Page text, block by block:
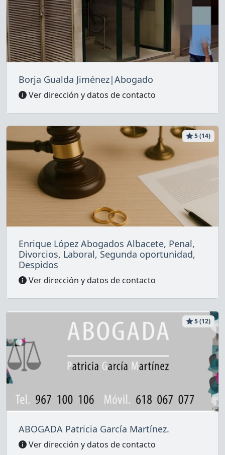
Borja Gualda Jiménez|Abogado
Ver dirección y datos de contacto
5 (14)
Enrique López Abogados Albacete, Penal,
Divorcios, Laboral, Segunda oportunidad,
Despidos
Ver dirección y datos de contacto
5 (12)
ABOGADA Patricia García Martínez.
Ver dirección y datos de contacto